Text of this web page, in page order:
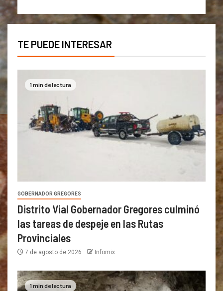
TE PUEDE INTERESAR
1 min de lectura
GOBERNADOR GREGORES
Distrito Vial Gobernador Gregores culminó
las tareas de despeje en las Rutas
Provinciales
7 de agosto de 2026 Infomix
1 min de lectura